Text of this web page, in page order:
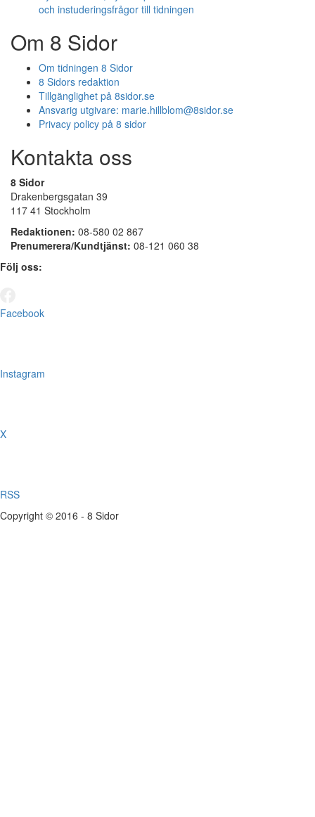
och instuderingsfrågor till tidningen
Om 8 Sidor
Om tidningen 8 Sidor
8 Sidors redaktion
Tillgänglighet på 8sidor.se
Ansvarig utgivare: marie.hillblom@8sidor.se
Privacy policy på 8 sidor
Kontakta oss
8 Sidor
Drakenbergsgatan 39
117 41 Stockholm
Redaktionen: 08-580 02 867
Prenumerera/Kundtjänst: 08-121 060 38
Följ oss:
Facebook
Instagram
X
RSS
Copyright © 2016 - 8 Sidor